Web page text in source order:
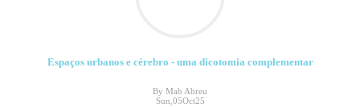
Espaços urbanos e cérebro - uma dicotomia complementar
By Mab Abreu
Sun,05Oct25